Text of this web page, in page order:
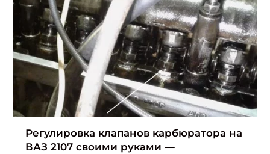
Регулировка клапанов карбюратора на
ВАЗ 2107 своими руками —